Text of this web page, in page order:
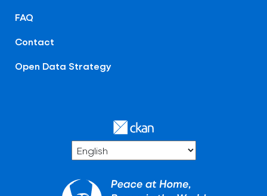
FAQ
Contact
Open Data Strategy